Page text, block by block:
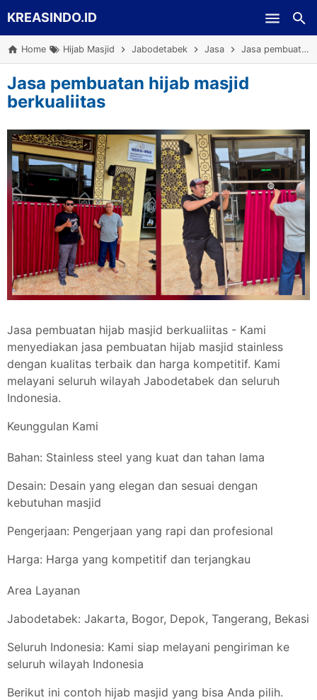
KREASINDO.ID
Home Hijab Masjid Jabodetabek Jasa Jasa pembuatan hijab masjid berkualiitas
Jasa pembuatan hijab masjid
berkualiitas
Jasa pembuatan hijab masjid berkualiitas - Kami
menyediakan jasa pembuatan hijab masjid stainless
dengan kualitas terbaik dan harga kompetitif. Kami
melayani seluruh wilayah Jabodetabek dan seluruh
Indonesia.
Keunggulan Kami
Bahan: Stainless steel yang kuat dan tahan lama
Desain: Desain yang elegan dan sesuai dengan
kebutuhan masjid
Pengerjaan: Pengerjaan yang rapi dan profesional
Harga: Harga yang kompetitif dan terjangkau
Area Layanan
Jabodetabek: Jakarta, Bogor, Depok, Tangerang, Bekasi
Seluruh Indonesia: Kami siap melayani pengiriman ke
seluruh wilayah Indonesia
Berikut ini contoh hijab masjid yang bisa Anda pilih.